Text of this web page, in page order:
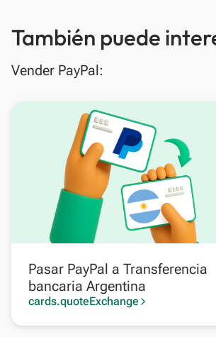
También puede
Vender PayPal:
Pasar PayPal a Transferencia
bancaria Argentina
cards.quoteExchange arrow_forward_ios